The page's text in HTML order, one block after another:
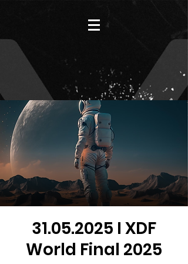
31.05.2025 I XDF
World Final 2025